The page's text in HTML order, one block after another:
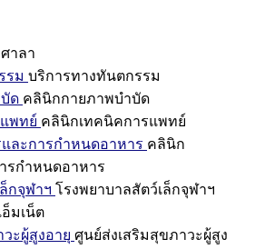
าลา
รม บริการทางทันตกรรม
ด คลินิกกายภาพบำบัด
พทย์ คลินิกเทคนิคการแพทย์
ละการกำหนดอาหาร คลินิก
รกำหนดอาหาร
กจุฬาฯ โรงพยาบาลสัตว์เล็กจุฬาฯ
อ็มเน็ต
ะผู้สูงอายุ ศูนย์ส่งเสริมสุขภาวะผู้สูง